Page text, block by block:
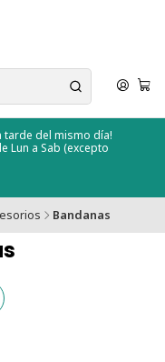
tarde del mismo día!
Lun a Sab (excepto
Bandanas